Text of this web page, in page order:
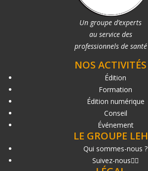
Un groupe d’experts
au service des
professionnels de santé
NOS ACTIVITÉS
Édition
Formation
Édition numérique
Conseil
Événement
LE GROUPE LEH
Qui sommes-nous ?
Suivez-nous